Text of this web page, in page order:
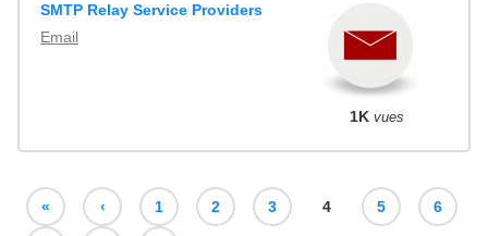
SMTP Relay Service Providers
Email
1K vues
« ‹ 1 2 3 4 5 6